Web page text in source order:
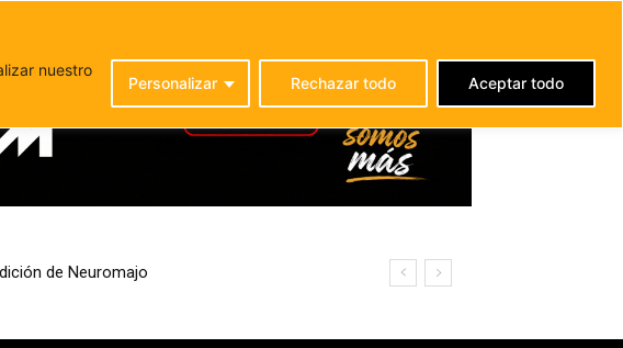
nuestro
Personalizar Rechazar todo Aceptar todo
de Neuromajo